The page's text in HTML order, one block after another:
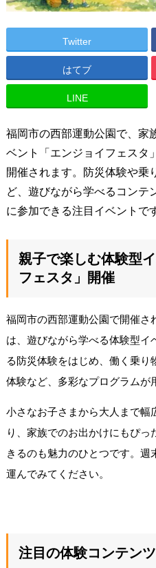
Twitter
はてブ
LINE
福岡市の西部運動公園で、家
ベント「エンジョイフェスタ
開催されます。防災体験や乗
ど、遊びながら学べるコンテ
に参加できる注目イベントで
親子で楽しむ体験型
フェスタ」開催
福岡市の西部運動公園で開催さ
は、遊びながら学べる体験型イ
る防災体験をはじめ、働く乗
体験など、多彩なプログラムが
小さなお子さまから大人まで幅
り、家族でのお出かけにもぴ
きるのも魅力のひとつです。
運んでみてください。
注目の体験コンテンツ